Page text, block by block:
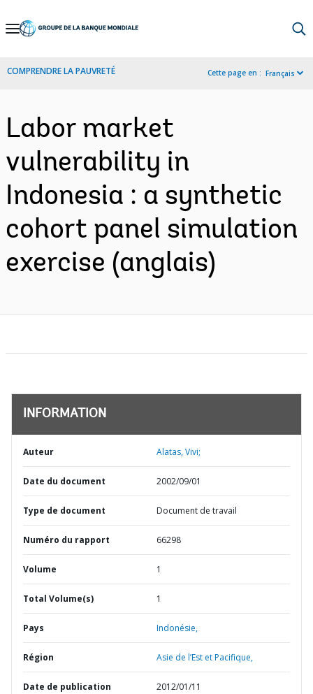
Skip
Navigation
COMPRENDRE LA PAUVRETÉ Cette page en : Français
Labor market
vulnerability in
Indonesia : a synthetic
cohort panel simulation
exercise (anglais)
INFORMATION
Auteur Alatas, Vivi;
Date du document 2002/09/01
Type de document Document de travail
Numéro du rapport 66298
Volume 1
Total Volume(s) 1
Pays Indonésie,
Région Asie de l’Est et Pacifique,
Date de publication 2012/01/11